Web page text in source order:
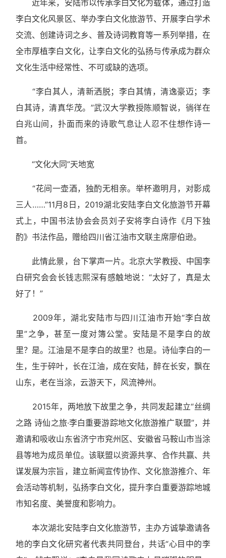
近年来，安陆市以传承李白文化为载体，通过打造
李白文化风景区、举办李白文化旅游节、开展李白学术
交流、创建诗词之乡、普及诗词教育等一系列举措，在
全市厚植李白文化，让李白文化的弘扬与传承成为群众
文化生活中经常性、不可或缺的选项。
“李白其人，清新洒脱；李白其情，清逸豪迈；李
白其诗，清真华茂。”武汉大学教授陈顺智说，徜徉在
白兆山间，扑面而来的诗歌气息让人忍不住想作诗一
首。
“文化大同”天地宽
“花间一壶酒，独酌无相亲。举杯邀明月，对影成
三人……”11月8日，2019湖北安陆李白文化旅游节开幕
式上，中国书法协会会员刘子安将李白诗作《月下独
酌》书法作品，赠给四川省江油市文联主席廖伯逊。
此情此景，台下掌声一片。北京大学教授、中国李
白研究会会长钱志熙深有感触地说：“太好了，真是太
好了！”
2009年，湖北安陆市与四川江油市开始“李白故
里”之争，甚至一度对簿公堂。安陆是不是李白的故
里？是。江油是不是李白的故里？也是。诗仙李白的一
生，生于碎叶，长在江油，成在安陆，醉在长安，飘在
山东，老在当涂，云游天下，风流神州。
2015年，两地放下故里之争，共同发起建立“丝绸
之路 诗仙之旅·李白重要游踪地文化旅游推广联盟”，并
邀请和吸收山东省济宁市兖州区、安徽省马鞍山市当涂
县等地为成员单位。该联盟以资源共享、合作共赢、共
谋发展为宗旨，建立新闻宣传协作、文化旅游推介、年
会活动等机制，弘扬李白文化，提升李白重要游踪地城
市知名度、美誉度和影响力。
本次湖北安陆李白文化旅游节，主办方诚挚邀请各
地的李白文化研究者代表共同登台，共话“心目中的李